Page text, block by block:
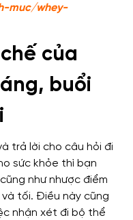
muc/whey-
của
buổi
trả lời cho câu hỏi đi
sức khỏe thì bạn
như nhược điểm
và tối. Điều này cũng
nhận xét đi bộ thể